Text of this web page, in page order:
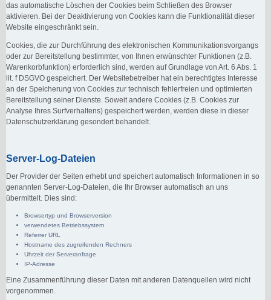
das automatische Löschen der Cookies beim Schließen des Browser
aktivieren. Bei der Deaktivierung von Cookies kann die Funktionalität dieser
Website eingeschränkt sein.
Cookies, die zur Durchführung des elektronischen Kommunikationsvorgangs
oder zur Bereitstellung bestimmter, von Ihnen erwünschter Funktionen (z.B.
Warenkorbfunktion) erforderlich sind, werden auf Grundlage von Art. 6 Abs. 1
lit. f DSGVO gespeichert. Der Websitebetreiber hat ein berechtigtes Interesse
an der Speicherung von Cookies zur technisch fehlerfreien und optimierten
Bereitstellung seiner Dienste. Soweit andere Cookies (z.B. Cookies zur
Analyse Ihres Surfverhaltens) gespeichert werden, werden diese in dieser
Datenschutzerklärung gesondert behandelt.
Server-Log-Dateien
Der Provider der Seiten erhebt und speichert automatisch Informationen in so
genannten Server-Log-Dateien, die Ihr Browser automatisch an uns
übermittelt. Dies sind:
Browsertyp und Browserversion
verwendetes Betriebssystem
Referrer URL
Hostname des zugreifenden Rechners
Uhrzeit der Serveranfrage
IP-Adresse
Eine Zusammenführung dieser Daten mit anderen Datenquellen wird nicht
vorgenommen.